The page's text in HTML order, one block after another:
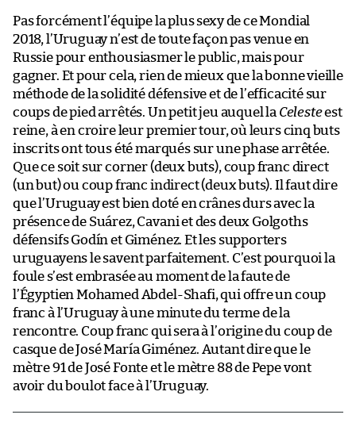
Pas forcément l’équipe la plus sexy de ce Mondial
2018, l’Uruguay n’est de toute façon pas venue en
Russie pour enthousiasmer le public, mais pour
gagner. Et pour cela, rien de mieux que la bonne vieille
méthode de la solidité défensive et de l’efficacité sur
coups de pied arrêtés. Un petit jeu auquel la Celesteest
reine, à en croire leur premier tour, où leurs cinq buts
inscrits ont tous été marqués sur une phase arrêtée.
Que ce soit sur corner (deux buts), coup franc direct
(un but) ou coup franc indirect (deux buts). Il faut dire
que l’Uruguay est bien doté en crânes durs avec la
présence de Suárez, Cavani et des deux Golgoths
défensifs Godín et Giménez. Et les supporters
uruguayens le savent parfaitement. C’est pourquoi la
foule s’est embrasée au moment de la faute de
l’Égyptien Mohamed Abdel-Shafi, qui offre un coup
franc à l’Uruguay à une minute du terme de la
rencontre. Coup franc qui sera à l’origine du coup de
casque de José María Giménez. Autant dire que le
mètre 91 de José Fonte et le mètre 88 de Pepe vont
avoir du boulot face à l’Uruguay.